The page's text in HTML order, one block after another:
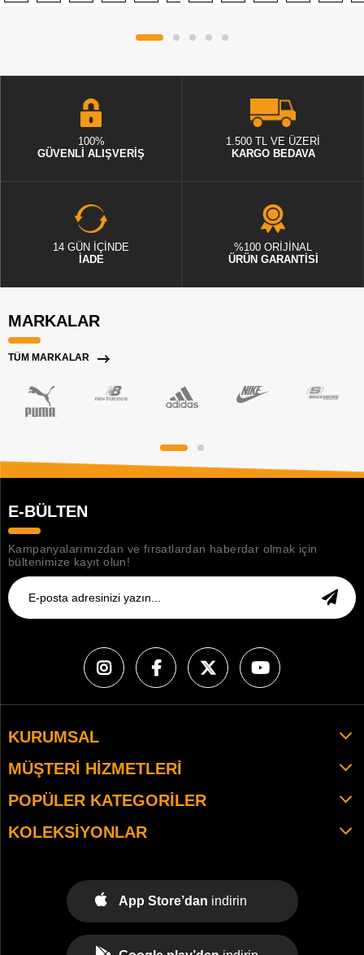
100%
GÜVENLİ ALIŞVERİŞ
1.500 TL VE ÜZERİ
KARGO BEDAVA
14 GÜN İÇİNDE
İADE
%100 ORİJİNAL
ÜRÜN GARANTİSİ
MARKALAR
TÜM MARKALAR
E-BÜLTEN
Kampanyalarımızdan ve fırsatlardan haberdar olmak için
bültenimize kayıt olun!
KURUMSAL
MÜŞTERI HIZMETLERI
POPÜLER KATEGORILER
KOLEKSIYONLAR
App Store’dan indirin